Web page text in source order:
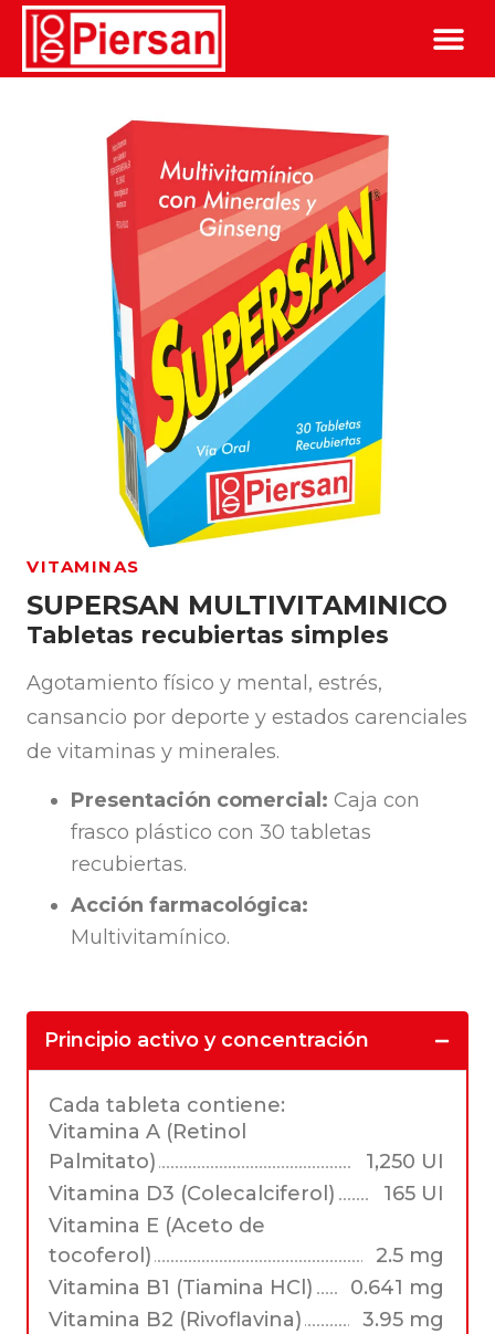
VITAMINAS
SUPERSAN MULTIVITAMINICO
Tabletas recubiertas simples
Agotamiento físico y mental, estrés,
cansancio por deporte y estados carenciales
de vitaminas y minerales.
Presentación comercial: Caja con
frasco plástico con 30 tabletas
recubiertas.
Acción farmacológica:
Multivitamínico.
Principio activo y concentración
Cada tableta contiene:
Vitamina A (Retinol
Palmitato)
1,250 UI
Vitamina D3 (Colecalciferol)
165 UI
Vitamina E (Aceto de
tocoferol)
2.5 mg
Vitamina B1 (Tiamina HCl)
0.641 mg
Vitamina B2 (Rivoflavina)
3.95 mg